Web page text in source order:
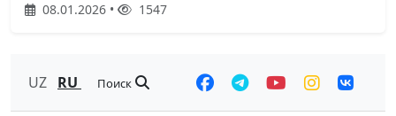
08.01.2026 • 1547
UZ RU Поиск